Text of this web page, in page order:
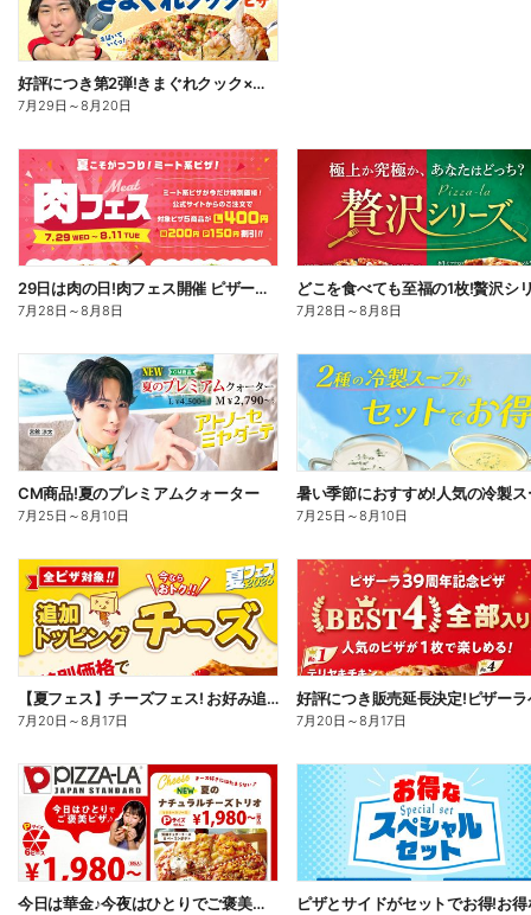
好評につき第2弾!きまぐれクック×ピザーラ コラボピザ新登場
7月29日 ～8月20日
29日は肉の日!肉フェス開催 ピザーラ自慢の肉ピザが今だけお得!
7月28日 ～8月8日 7月28日 ～8月8日
CM商品!夏のプレミアムクォーター
7月25日 ～8月10日 7月25日 ～8月10日
【夏フェス】チーズフェス! お好み追加トッピング「チーズ」が半額以下で注文できる!
7月20日 ～8月17日 7月20日 ～8月17日
今日は華金♪今夜はひとりでご褒美ピザ!ピザーラトリオ